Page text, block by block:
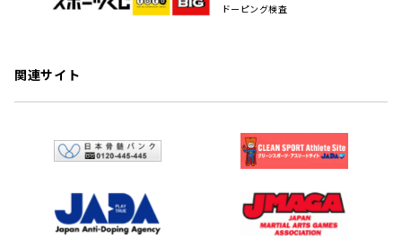
ドーピング検査
関連サイト